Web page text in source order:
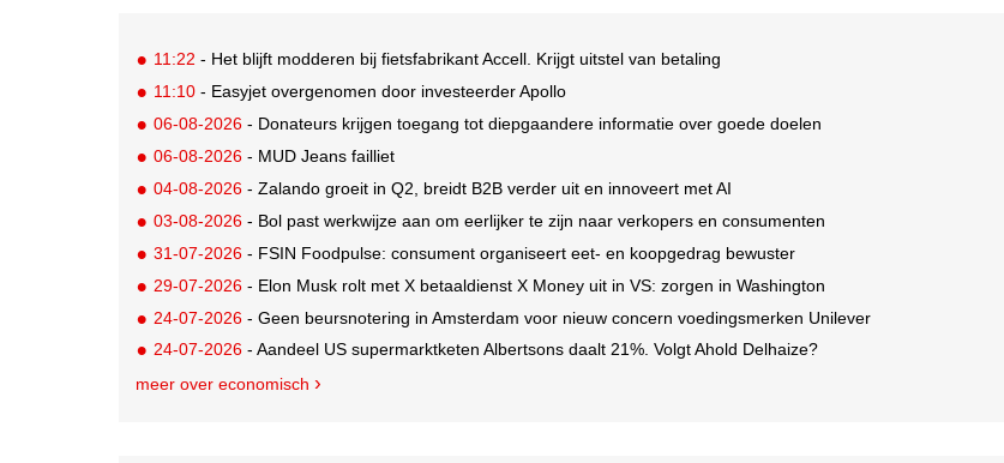
11:22 - Het blijft modderen bij fietsfabrikant Accell. Krijgt uitstel van betaling
11:10 - Easyjet overgenomen door investeerder Apollo
06-08-2026 - Donateurs krijgen toegang tot diepgaandere informatie over goede doelen
06-08-2026 - MUD Jeans failliet
04-08-2026 - Zalando groeit in Q2, breidt B2B verder uit en innoveert met AI
03-08-2026 - Bol past werkwijze aan om eerlijker te zijn naar verkopers en consumenten
31-07-2026 - FSIN Foodpulse: consument organiseert eet- en koopgedrag bewuster
29-07-2026 - Elon Musk rolt met X betaaldienst X Money uit in VS: zorgen in Washington
24-07-2026 - Geen beursnotering in Amsterdam voor nieuw concern voedingsmerken Unilever
24-07-2026 - Aandeel US supermarktketen Albertsons daalt 21%. Volgt Ahold Delhaize?
meer over economisch